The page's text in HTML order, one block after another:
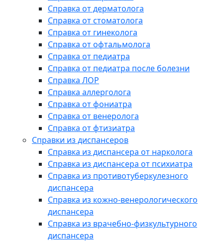
Справка от дерматолога
Справка от стоматолога
Справка от гинеколога
Справка от офтальмолога
Справка от педиатра
Справка от педиатра после болезни
Справка ЛОР
Справка аллерголога
Справка от фониатра
Справка от венеролога
Справка от фтизиатра
Справки из диспансеров
Справка из диспансера от нарколога
Справка из диспансера от психиатра
Справка из противотуберкулезного
диспансера
Справка из кожно-венерологического
диспансера
Справка из врачебно-физкультурного
диспансера